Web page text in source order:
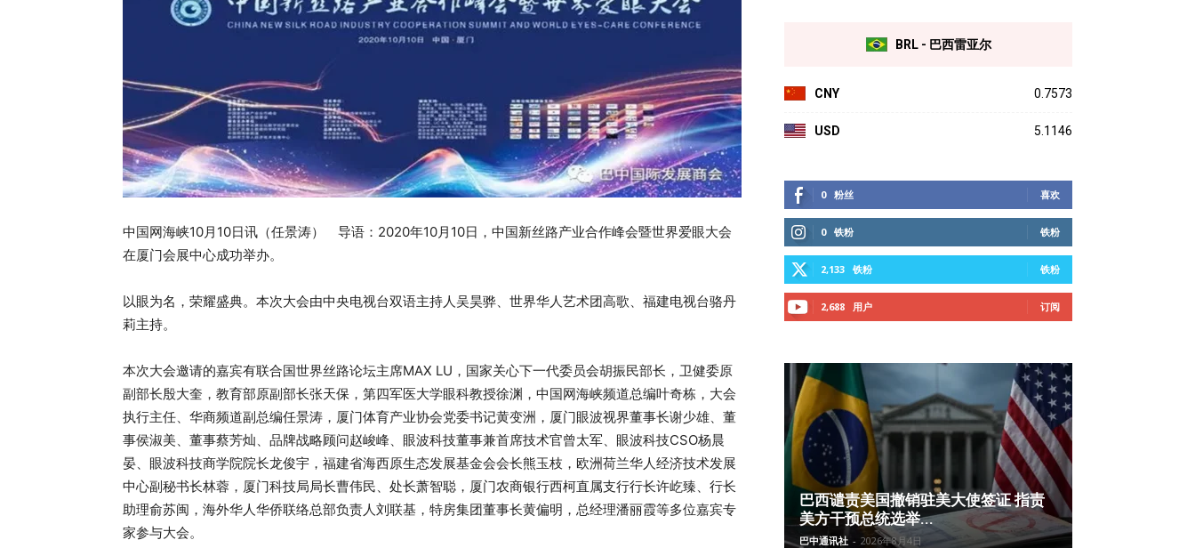
中国网海峡10月10日讯（任景涛） 导语：2020年10月10日，中国新丝路产业合作峰会暨世界爱眼大会
在厦门会展中心成功举办。
以眼为名，荣耀盛典。本次大会由中央电视台双语主持人吴昊骅、世界华人艺术团高歌、福建电视台骆丹
莉主持。
本次大会邀请的嘉宾有联合国世界丝路论坛主席MAX LU，国家关心下一代委员会胡振民部长，卫健委原
副部长殷大奎，教育部原副部长张天保，第四军医大学眼科教授徐渊，中国网海峡频道总编叶奇栋，大会
执行主任、华商频道副总编任景涛，厦门体育产业协会党委书记黄变洲，厦门眼波视界董事长谢少雄、董
事侯淑美、董事蔡芳灿、品牌战略顾问赵峻峰、眼波科技董事兼首席技术官曾太军、眼波科技CSO杨晨
晏、眼波科技商学院院长龙俊宇，福建省海西原生态发展基金会会长熊玉枝，欧洲荷兰华人经济技术发展
中心副秘书长林蓉，厦门科技局局长曹伟民、处长萧智聪，厦门农商银行西柯直属支行行长许屹臻、行长
助理俞苏闽，海外华人华侨联络总部负责人刘联基，特房集团董事长黄偏明，总经理潘丽霞等多位嘉宾专
家参与大会。
BRL - 巴西雷亚尔
CNY 0.7573
USD 5.1146
0 粉丝 喜欢
0 铁粉 铁粉
2,133 铁粉 铁粉
2,688 用户 订阅
巴西谴责美国撤销驻美大使签证 指责
美方干预总统选举...
巴中通讯社 - 2026年8月4日